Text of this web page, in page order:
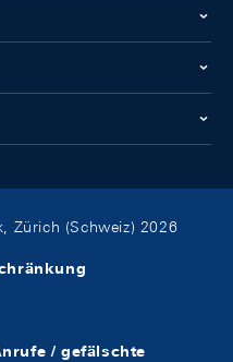
Zürich (Schweiz) 2026
/ gefälschte